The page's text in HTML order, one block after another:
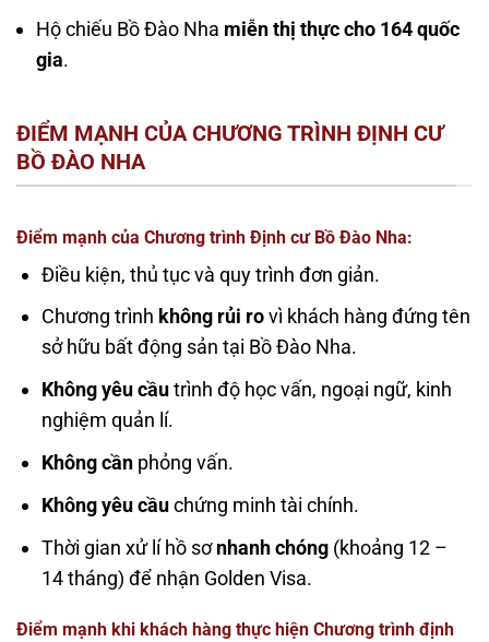
Hộ chiếu Bồ Đào Nha miễn thị thực cho 164 quốc
gia.
ĐIỂM MẠNH CỦA CHƯƠNG TRÌNH ĐỊNH CƯ
BỒ ĐÀO NHA
Điểm mạnh của Chương trình Định cư Bồ Đào Nha:
Điều kiện, thủ tục và quy trình đơn giản.
Chương trình không rủi rovì khách hàng đứng tên
sở hữu bất động sản tại Bồ Đào Nha.
Không yêu cầutrình độ học vấn, ngoại ngữ, kinh
nghiệm quản lí.
Không cần phỏng vấn.
Không yêu cầuchứng minh tài chính.
Thời gian xử lí hồ sơnhanh chóng (khoảng 12 –
14 tháng) để nhận Golden Visa.
Điểm mạnh khi khách hàng thực hiện Chương trình định